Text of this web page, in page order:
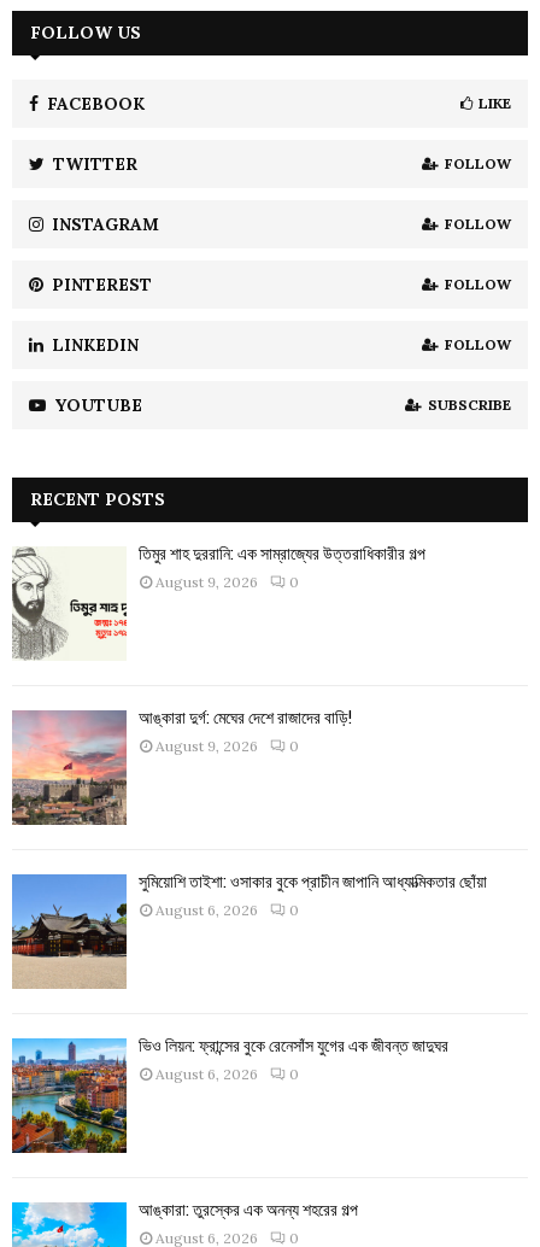
h
H
FOLLOW US
FACEBOOK LIKE
TWITTER FOLLOW
INSTAGRAM FOLLOW
PINTEREST FOLLOW
LINKEDIN FOLLOW
YOUTUBE SUBSCRIBE
RECENT POSTS
তিমুর শাহ দুররানি: এক সাম্রাজ্যের উত্তরাধিকারীর গল্প
August 9, 2026 0
আঙ্কারা দুর্গ: মেঘের দেশে রাজাদের বাড়ি!
August 9, 2026 0
সুমিয়োশি তাইশা: ওসাকার বুকে প্রাচীন জাপানি আধ্যাত্মিকতার ছোঁয়া
August 6, 2026 0
ভিও লিয়ন: ফ্রান্সের বুকে রেনেসাঁস যুগের এক জীবন্ত জাদুঘর
August 6, 2026 0
আঙ্কারা: তুরস্কের এক অনন্য শহরের গল্প
August 6, 2026 0